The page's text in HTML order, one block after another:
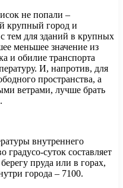
не попали –
крупный город и
тем для зданий в крупных
меньшее значение из
и обилие транспорта
И, напротив, для
пространства, а
ветрами, лучше брать
внутреннего
градусо-суток составляет
пруда или в горах,
города – 7100.